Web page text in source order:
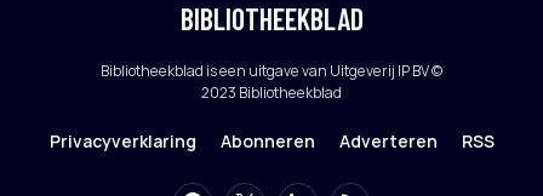
BIBLIOTHEEKBLAD
Bibliotheekblad is een uitgave van Uitgeverij IP BV ©
2023 Bibliotheekblad
Privacyverklaring Abonneren Adverteren RSS